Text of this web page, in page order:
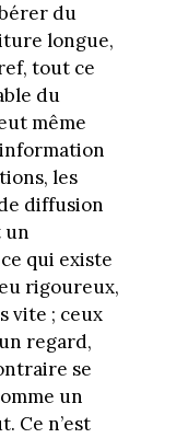
du
longue,
tout ce
du
même
les
diffusion
un
qui existe
rigoureux,
vite ; ceux
regard,
se
un
Ce n’est